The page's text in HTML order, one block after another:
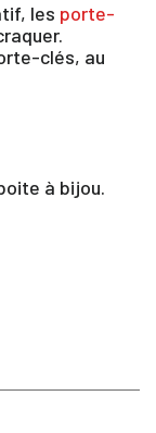
les porte-
clés, au
à bijou.
des